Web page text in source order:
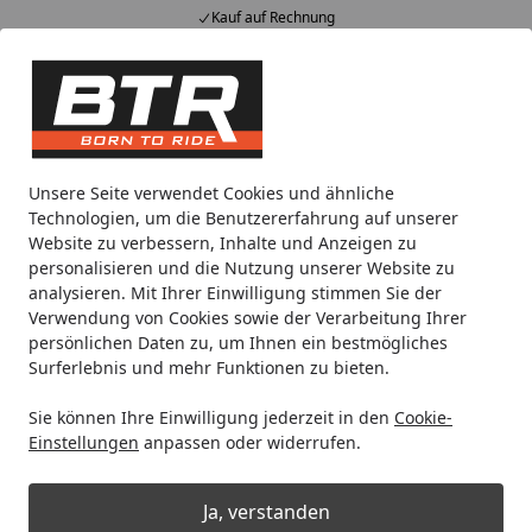
Unsere Seite verwendet Cookies und ähnliche
Technologien, um die Benutzererfahrung auf unserer
Website zu verbessern, Inhalte und Anzeigen zu
personalisieren und die Nutzung unserer Website zu
analysieren. Mit Ihrer Einwilligung stimmen Sie der
Verwendung von Cookies sowie der Verarbeitung Ihrer
persönlichen Daten zu, um Ihnen ein bestmögliches
Surferlebnis und mehr Funktionen zu bieten.
Sie können Ihre Einwilligung jederzeit in den Cookie-
Einstellungen anpassen oder widerrufen.
Ja, verstanden
Kauf auf Rechnung
Alle Produkte
Mein Konto
Suchen
Startseite
Motorradteile & Ersatzteile Motor Vergaser
Vergaser Reparatursatz
Ihre Artikelübersicht
Kategorien
Filter / Sortierung
260 Artikel gefunden